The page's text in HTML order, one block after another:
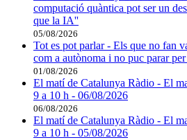
computació quàntica pot ser un
que la IA''
05/08/2026
Tot es pot parlar - Els que no fan
com a autònoma i no puc parar
01/08/2026
El matí de Catalunya Ràdio - El
9 a 10 h - 06/08/2026
06/08/2026
El matí de Catalunya Ràdio - El
9 a 10 h - 05/08/2026